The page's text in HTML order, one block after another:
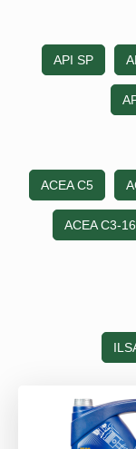
API SP
ACEA C5
ACEA C3-16